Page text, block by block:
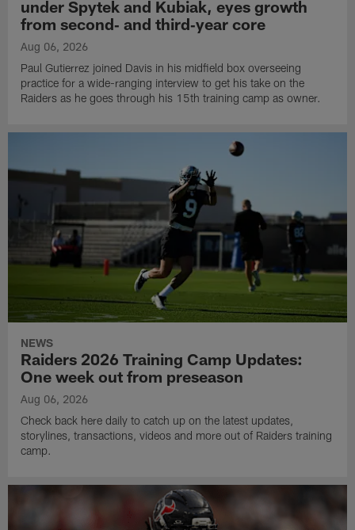
under Spytek and Kubiak, eyes growth
from second‑ and third‑year core
Aug 06, 2026
Paul Gutierrez joined Davis in his midfield box overseeing
practice for a wide-ranging interview to get his take on the
Raiders as he goes through his 15th training camp as owner.
NEWS
Raiders 2026 Training Camp Updates:
One week out from preseason
Aug 06, 2026
Check back here daily to catch up on the latest updates,
storylines, transactions, videos and more out of Raiders training
camp.